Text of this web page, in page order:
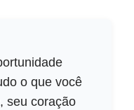
o que você
seu coração